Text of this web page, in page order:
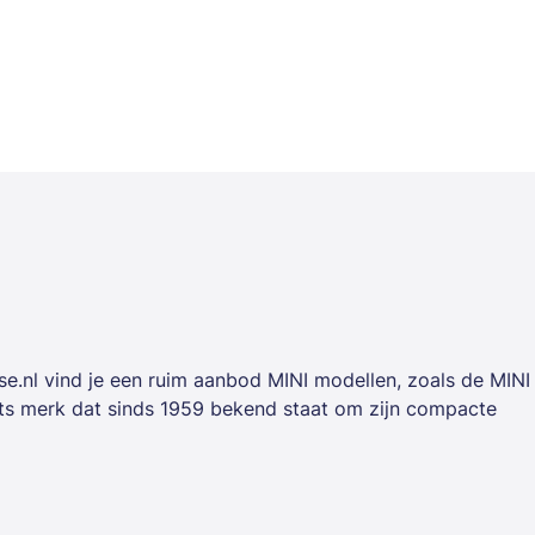
vind je een ruim aanbod MINI modellen, zoals de MINI
merk dat sinds 1959 bekend staat om zijn compacte
lease rijd je een MINI zonder grote investering
renteaftrek.